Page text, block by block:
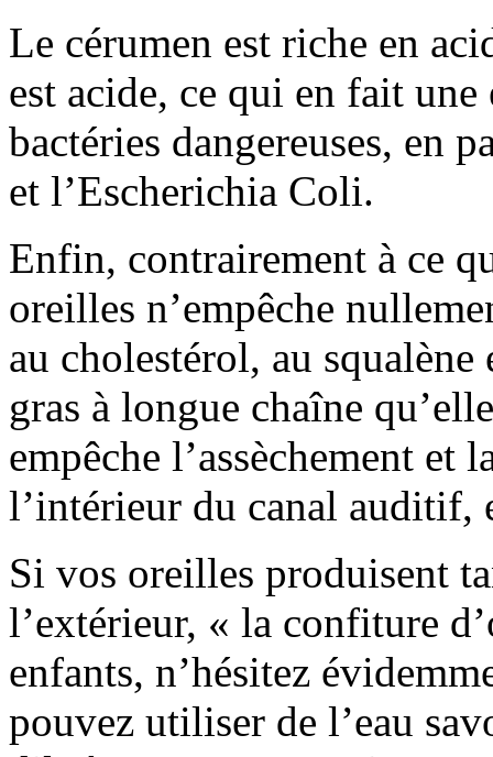
Le cérumen est riche en
est acide, ce qui en fait
bactéries dangereuses, en
et l’Escherichia Coli.
Enfin, contrairement à ce
oreilles n’empêche
au cholestérol, au
gras à longue chaîne
empêche l’assèchement et
l’intérieur du canal auditif,
Si vos oreilles produisent
l’extérieur, « la confiture
enfants, n’hésitez
pouvez utiliser de l’eau